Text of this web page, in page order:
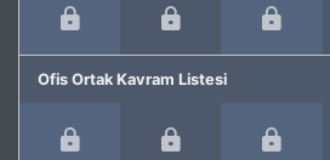
Ofis Ortak Kavram Listesi